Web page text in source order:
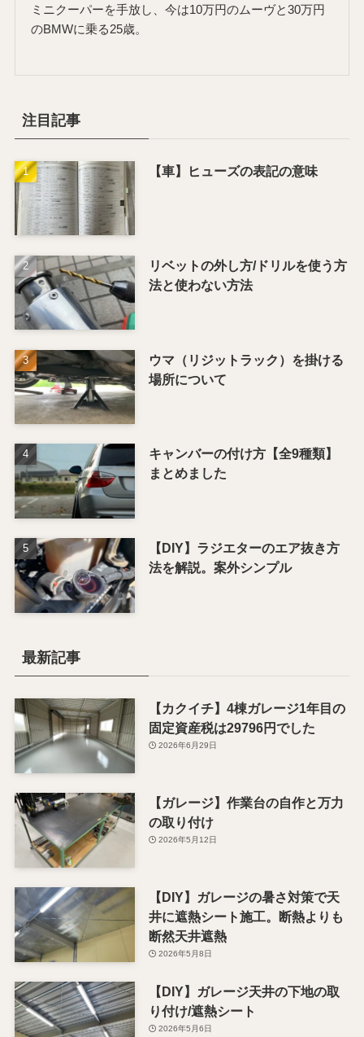
ミニクーパーを手放し、今は10万円のムーヴと30万円
のBMWに乗る25歳。
注目記事
【車】ヒューズの表記の意味
リベットの外し方/ドリルを使う方
法と使わない方法
ウマ（リジットラック）を掛ける
場所について
キャンバーの付け方【全9種類】
まとめました
【DIY】ラジエターのエア抜き方
法を解説。案外シンプル
最新記事
【カクイチ】4棟ガレージ1年目の
固定資産税は29796円でした
2026年6月29日
【ガレージ】作業台の自作と万力
の取り付け
2026年5月12日
【DIY】ガレージの暑さ対策で天
井に遮熱シート施工。断熱よりも
断然天井遮熱
2026年5月8日
【DIY】ガレージ天井の下地の取
り付け/遮熱シート
2026年5月6日